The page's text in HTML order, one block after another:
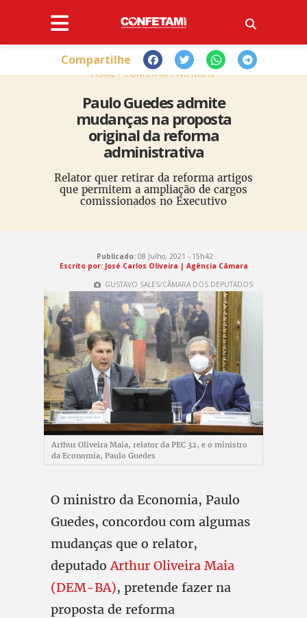
HOME CONFETAM NOTÍCIAS
Paulo Guedes admite
mudanças na proposta
original da reforma
administrativa
Relator quer retirar da reforma artigos
que permitem a ampliação de cargos
comissionados no Executivo
Compartilhe
Publicado:08 Julho, 2021 - 15h42
Escrito por: José Carlos Oliveira | Agência Câmara
GUSTAVO SALES/CÂMARA DOS DEPUTADOS
Arthur Oliveira Maia, relator da PEC 32, e o ministro
da Economia, Paulo Guedes
O ministro da Economia, Paulo
Guedes, concordou com algumas
mudanças que o relator,
deputadoArthur Oliveira Maia
(DEM-BA), pretende fazer na
proposta de reforma